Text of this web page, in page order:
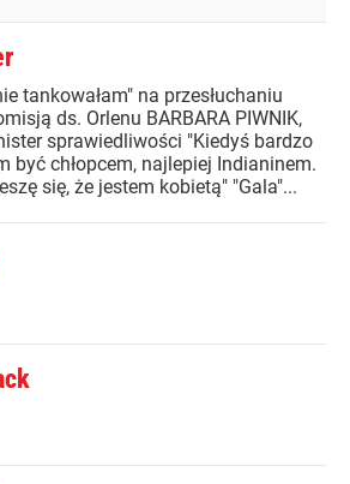
tankowałam" na przesłuchaniu
ds. Orlenu BARBARA PIWNIK,
sprawiedliwości "Kiedyś bardzo
być chłopcem, najlepiej Indianinem.
się, że jestem kobietą" "Gala"...